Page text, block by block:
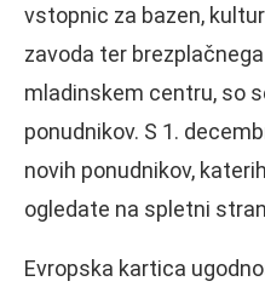
vstopnic za bazen,
zavoda ter
mladinskem centru, so
ponudnikov. S 1.
novih ponudnikov,
ogledate na spletni
Evropska kartica